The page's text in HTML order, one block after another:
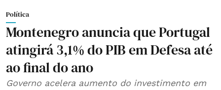
Política
Montenegro anuncia que Portugal
atingirá 3,1% do PIB em Defesa até
ao final do ano
Governo acelera aumento do investimento em